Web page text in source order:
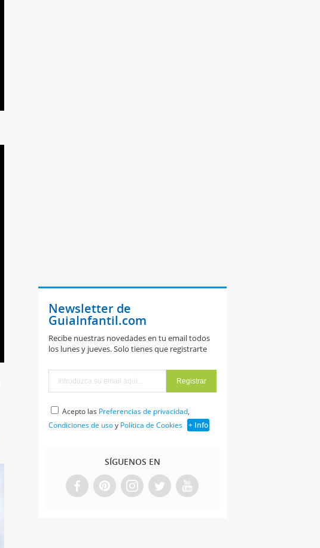
Newsletter de
GuiaInfantil.com
Recibe nuestras novedades en tu email todos
los lunes y jueves. Solo tienes que registrarte
Acepto las Preferencias de privacidad,
Condiciones de usoy Política de Cookies + Info
SÍGUENOS EN